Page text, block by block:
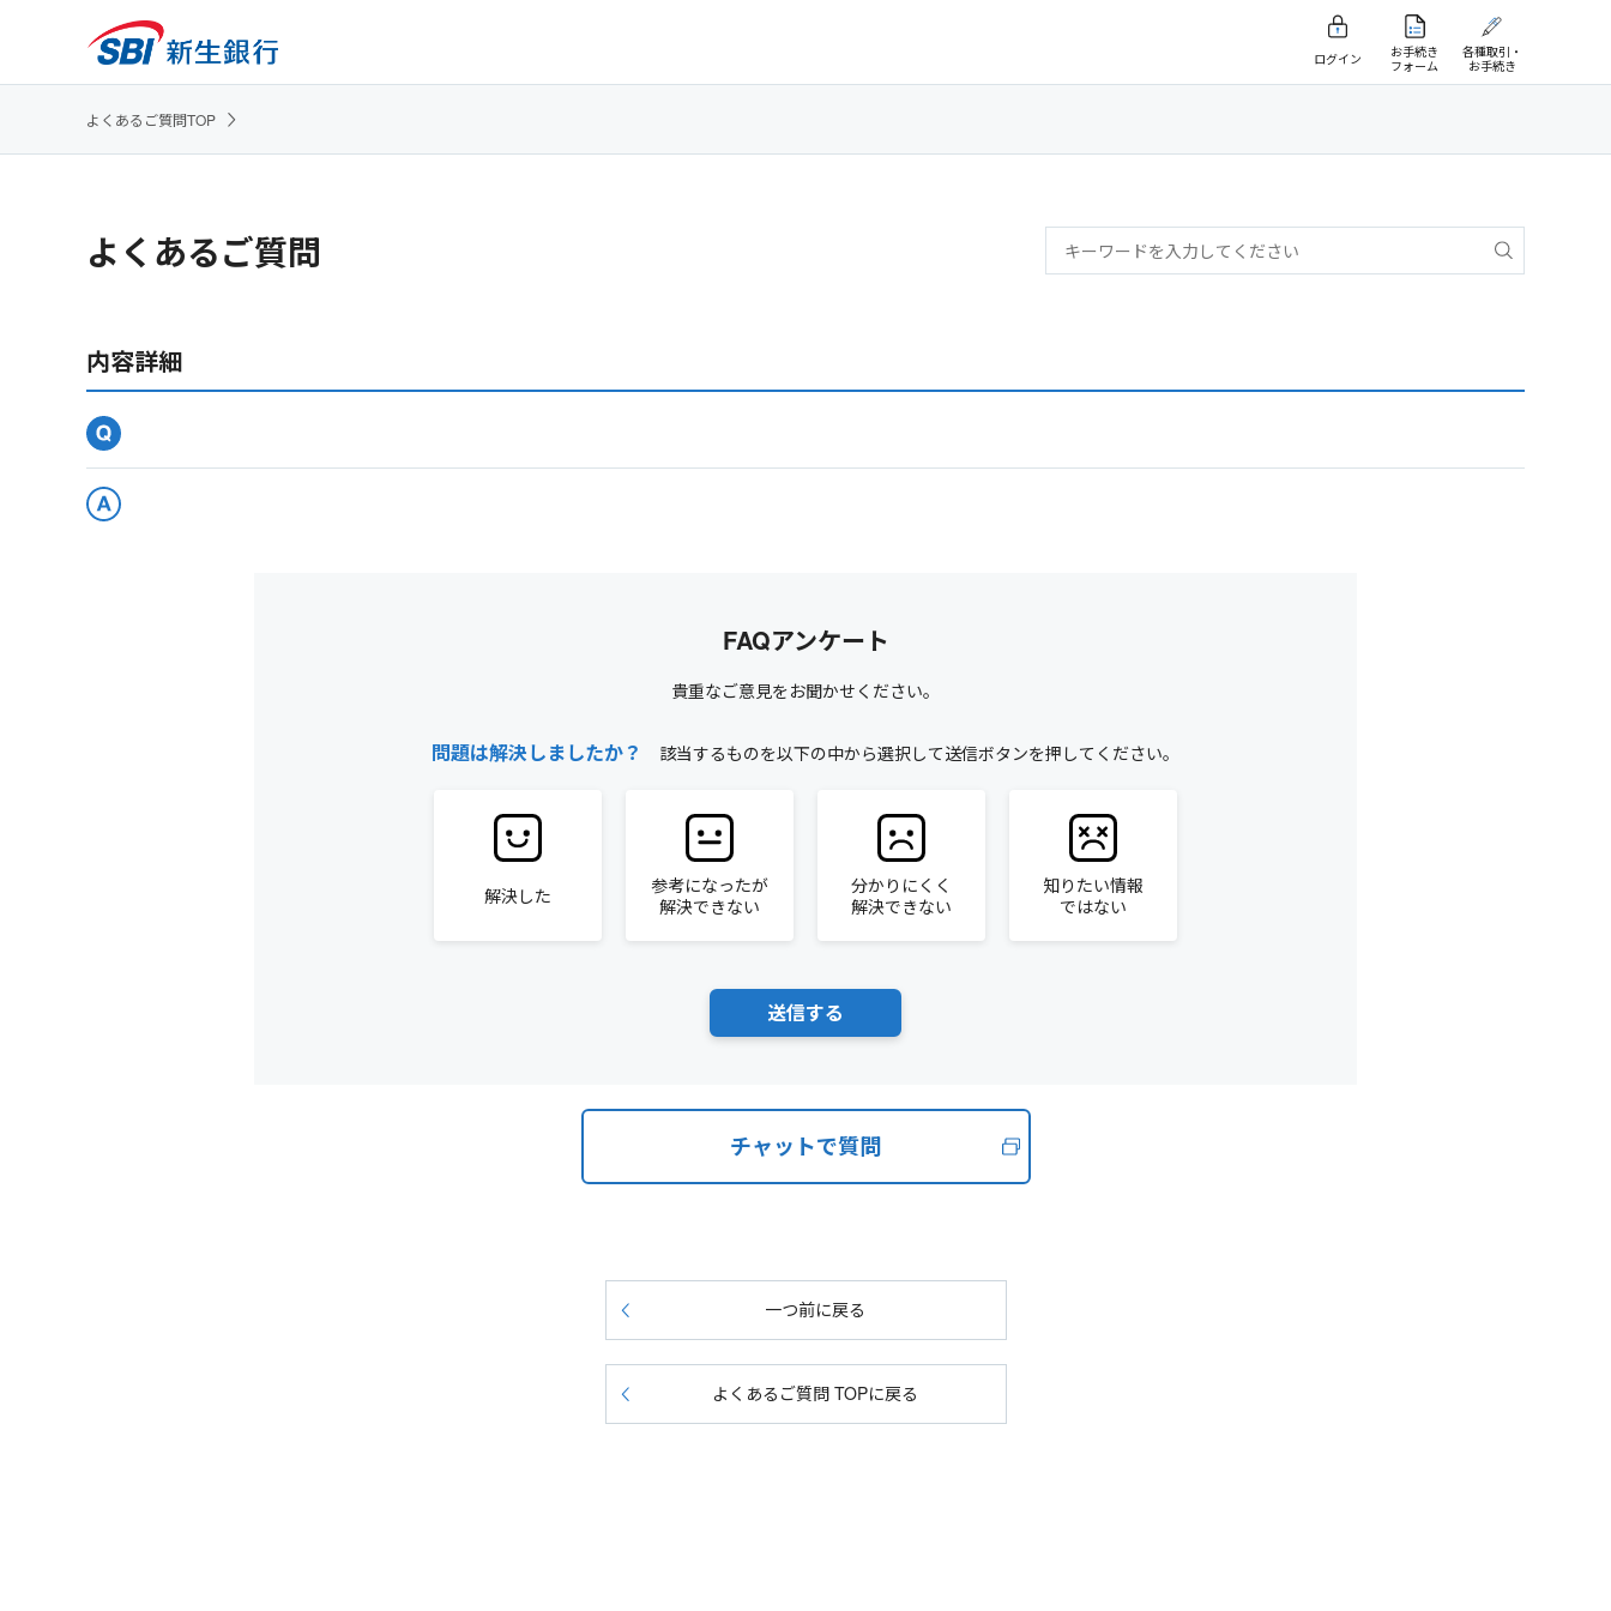
ログイン
お手続き
フォーム
各種取引・
お手続き
よくあるご質問TOP
よくあるご質問
内容詳細
FAQアンケート
貴重なご意見をお聞かせください。
問題は解決しましたか？ 該当するものを以下の中から選択して送信ボタンを押してください。
解決した
参考になったが
解決できない
分かりにくく
解決できない
知りたい情報
ではない
チャットで質問
一つ前に戻る
よくあるご質問 TOPに戻る